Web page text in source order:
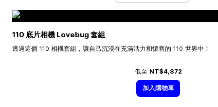
110 底片相機 Lovebug 套組
透過這個 110 相機套組，讓自己沉浸在充滿活力和懷舊的 110 世界中！
低至 NT$4,872
加入購物車